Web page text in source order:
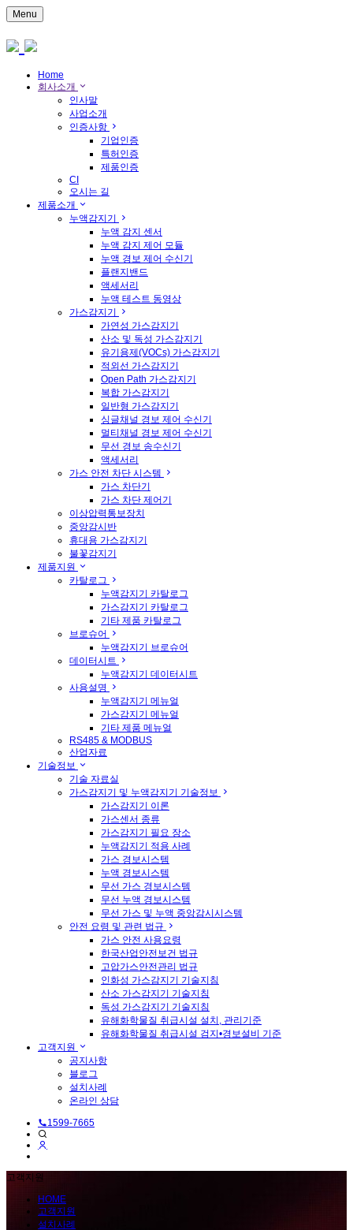
Menu
Home
회사소개
인사말
사업소개
인증사항
기업인증
특허인증
제품인증
CI
오시는 길
제품소개
누액감지기
누액 감지 센서
누액 감지 제어 모듈
누액 경보 제어 수신기
플랜지밴드
액세서리
누액 테스트 동영상
가스감지기
가연성 가스감지기
산소 및 독성 가스감지기
유기용제(VOCs) 가스감지기
적외선 가스감지기
Open Path 가스감지기
복합 가스감지기
일반형 가스감지기
싱글채널 경보 제어 수신기
멀티채널 경보 제어 수신기
무선 경보 송수신기
액세서리
가스 안전 차단 시스템
가스 차단기
가스 차단 제어기
이상압력통보장치
중앙감시반
휴대용 가스감지기
불꽃감지기
제품지원
카탈로그
누액감지기 카탈로그
가스감지기 카탈로그
기타 제품 카탈로그
브로슈어
누액감지기 브로슈어
데이터시트
누액감지기 데이터시트
사용설명
누액감지기 메뉴얼
가스감지기 메뉴얼
기타 제품 메뉴얼
RS485 & MODBUS
산업자료
기술정보
기술 자료실
가스감지기 및 누액감지기 기술정보
가스감지기 이론
가스센서 종류
가스감지기 필요 장소
누액감지기 적용 사례
가스 경보시스템
누액 경보시스템
무선 가스 경보시스템
무선 누액 경보시스템
무선 가스 및 누액 중앙감시시스템
안전 요령 및 관련 법규
가스 안전 사용요령
한국산업안전보건 법규
고압가스안전관리 법규
인화성 가스감지기 기술지침
산소 가스감지기 기술지침
독성 가스감지기 기술지침
유해화학물질 취급시설 설치, 관리기준
유해화학물질 취급시설 검지•경보설비 기준
고객지원
공지사항
블로그
설치사례
온라인 상담
1599-7665
고객지원
HOME
고객지원
설치사례